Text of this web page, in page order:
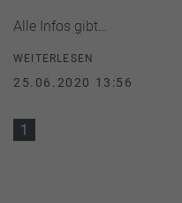
Alle Infos gibt…
WEITERLESEN
25.06.2020 13:56
1